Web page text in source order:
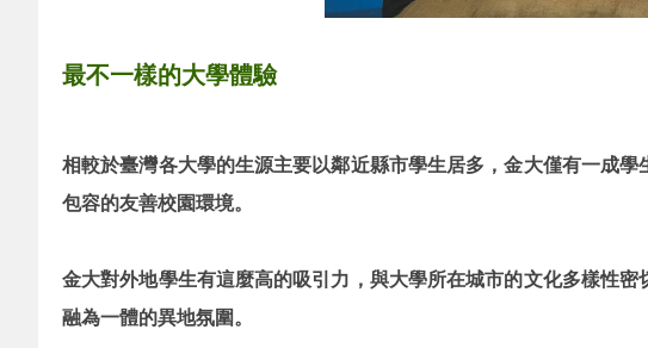
最不一樣的大學體驗
相較於臺灣各大學的生源主要以鄰近縣市學生居多，金大僅有一成
包容的友善校園環境。
金大對外地學生有這麼高的吸引力，與大學所在城市的文化多樣性
融為一體的異地氛圍。